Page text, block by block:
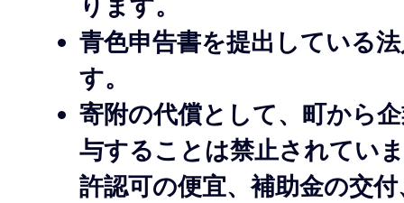
ります。
青色申告書を提出している
す。
寄附の代償として、町から
与することは禁止されてい
許認可の便宜、補助金の交